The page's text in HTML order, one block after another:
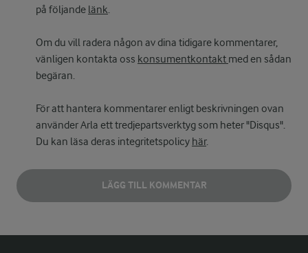
på följande länk.
Om du vill radera någon av dina tidigare kommentarer,
vänligen kontakta oss konsumentkontakt med en sådan
begäran.
För att hantera kommentarer enligt beskrivningen ovan
använder Arla ett tredjepartsverktyg som heter "Disqus".
Du kan läsa deras integritetspolicy här.
LÄGG TILL KOMMENTAR